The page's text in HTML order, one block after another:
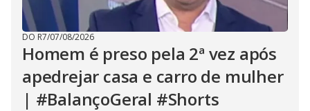
DO R7/07/08/2026
Homem é preso pela 2ª vez após
apedrejar casa e carro de mulher
| #BalançoGeral #Shorts